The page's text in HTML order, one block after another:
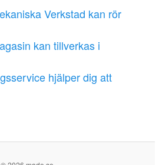
Verkstad kan rör
kan tillverkas i
hjälper dig att